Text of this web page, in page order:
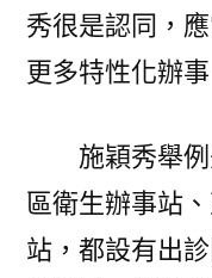
秀很是認同，
更多特性化辦事
施穎秀舉
區衛生辦事站
站，都設有出